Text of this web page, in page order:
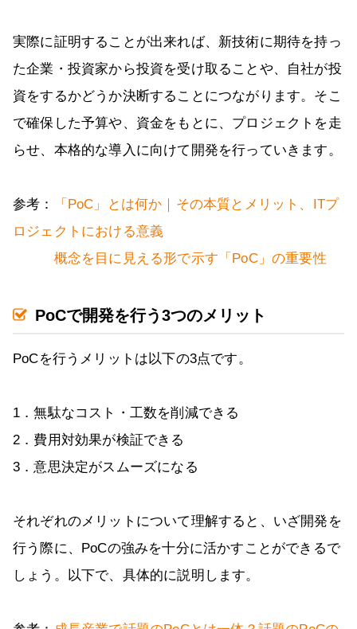
実際に証明することが出来れば、新技術に期待を持っ
た企業・投資家から投資を受け取ることや、自社が投
資をするかどうか決断することにつながります。そこ
で確保した予算や、資金をもとに、プロジェクトを走
らせ、本格的な導入に向けて開発を行っていきます。
参考：
「PoC」とは何か｜その本質とメリット、ITプ
ロジェクトにおける意義
概念を目に見える形で示す「PoC」の重要性
PoCで開発を行う3つのメリット
PoCを行うメリットは以下の3点です。
1．無駄なコスト・工数を削減できる
2．費用対効果が検証できる
3．意思決定がスムーズになる
それぞれのメリットについて理解すると、いざ開発を
行う際に、PoCの強みを十分に活かすことができるで
しょう。以下で、具体的に説明します。